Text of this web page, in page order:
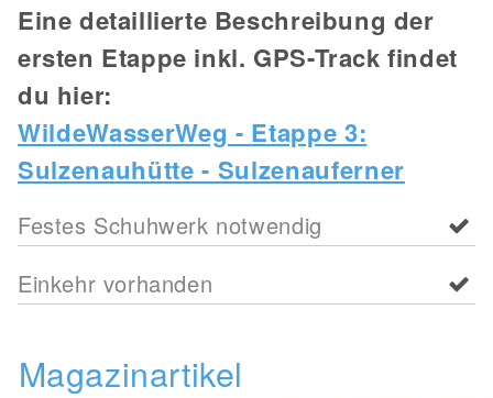
Eine detaillierte Beschreibung der
ersten Etappe inkl. GPS-Track findet
du hier:
WildeWasserWeg - Etappe 3:
Sulzenauhütte - Sulzenauferner
Festes Schuhwerk notwendig
Einkehr vorhanden
Magazinartikel